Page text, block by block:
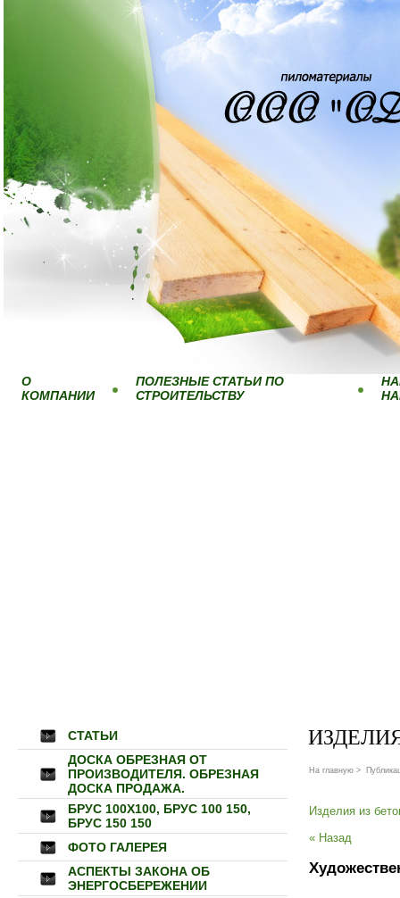
О
КОМПАНИИ
ПОЛЕЗНЫЕ СТАТЬИ ПО
СТРОИТЕЛЬСТВУ
СТАТЬИ
ДОСКА ОБРЕЗНАЯ ОТ
ПРОИЗВОДИТЕЛЯ. ОБРЕЗНАЯ
ДОСКА ПРОДАЖА.
БРУС 100Х100, БРУС 100 150,
БРУС 150 150
ФОТО ГАЛЕРЕЯ
АСПЕКТЫ ЗАКОНА ОБ
ЭНЕРГОСБЕРЕЖЕНИИ
На главную >
Изделия из
« Назад